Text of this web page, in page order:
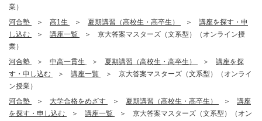
業）
河合塾
高1生 夏期講習（高校生・高卒生）
講座を探す・申
し込む
講座一覧
京大答案マスターズ（文系型）（オンライン授
業）
河合塾
中高一貫生 夏期講習（高校生・高卒生）
講座を探
す・申し込む
講座一覧
京大答案マスターズ（文系型）（オンライ
ン授業）
河合塾
大学合格をめざす 夏期講習（高校生・高卒生）
講座
を探す・申し込む
講座一覧
京大答案マスターズ（文系型）（オン